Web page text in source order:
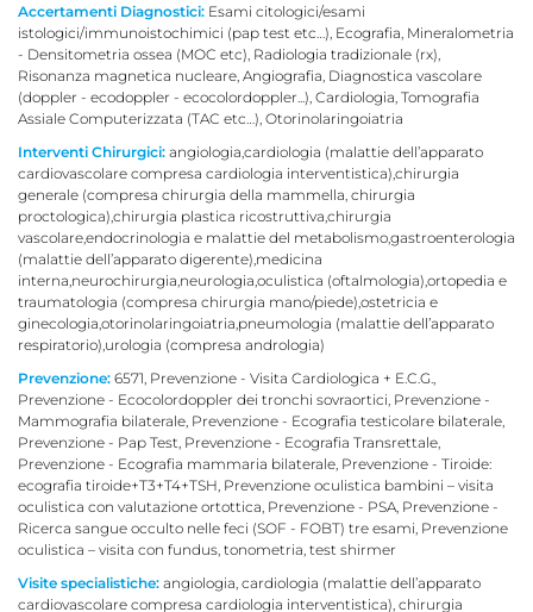
Accertamenti Diagnostici: Esami citologici/esami
istologici/immunoistochimici (pap test etc…), Ecografia, Mineralometria
- Densitometria ossea (MOC etc), Radiologia tradizionale (rx),
Risonanza magnetica nucleare, Angiografia, Diagnostica vascolare
(doppler - ecodoppler - ecocolordoppler...), Cardiologia, Tomografia
Assiale Computerizzata (TAC etc…), Otorinolaringoiatria
Interventi Chirurgici: angiologia,cardiologia (malattie dell’apparato
cardiovascolare compresa cardiologia interventistica),chirurgia
generale (compresa chirurgia della mammella, chirurgia
proctologica),chirurgia plastica ricostruttiva,chirurgia
vascolare,endocrinologia e malattie del metabolismo,gastroenterologia
(malattie dell’apparato digerente),medicina
interna,neurochirurgia,neurologia,oculistica (oftalmologia),ortopedia e
traumatologia (compresa chirurgia mano/piede),ostetricia e
ginecologia,otorinolaringoiatria,pneumologia (malattie dell’apparato
respiratorio),urologia (compresa andrologia)
Prevenzione: 6571, Prevenzione - Visita Cardiologica + E.C.G.,
Prevenzione - Ecocolordoppler dei tronchi sovraortici, Prevenzione -
Mammografia bilaterale, Prevenzione - Ecografia testicolare bilaterale,
Prevenzione - Pap Test, Prevenzione - Ecografia Transrettale,
Prevenzione - Ecografia mammaria bilaterale, Prevenzione - Tiroide:
ecografia tiroide+T3+T4+TSH, Prevenzione oculistica bambini – visita
oculistica con valutazione ortottica, Prevenzione - PSA, Prevenzione -
Ricerca sangue occulto nelle feci (SOF - FOBT) tre esami, Prevenzione
oculistica – visita con fundus, tonometria, test shirmer
Visite specialistiche: angiologia, cardiologia (malattie dell’apparato
cardiovascolare compresa cardiologia interventistica), chirurgia